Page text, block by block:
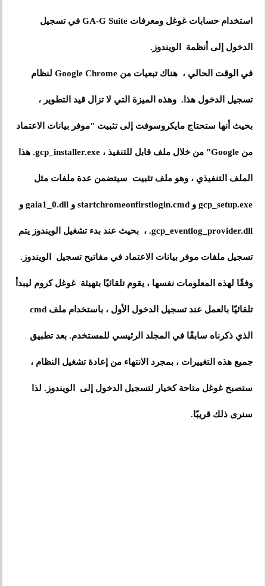
استخدام حسابات غوغل ومعرفات GA-G Suite في تسجيل
الدخول إلى أنظمة الويندوز.
في الوقت الحالي ، هناك تبعيات من Google Chrome لنظام
تسجيل الدخول هذا. وهذه الميزة التي لا تزال قيد التطوير ،
بحيث أنها ستحتاج مايكروسوفت إلى تثبيت "موفر بيانات الاعتماد
من Google" من خلال ملف قابل للتنفيذ ، gcp_installer.exe. هذا
الملف التنفيذي ، وهو ملف تثبيت سيتضمن عدة ملفات مثل
gcp_setup.exe و startchromeonfirstlogin.cmd و gaia1_0.dll و
gcp_eventlog_provider.dll. ، بحيث عند بدء تشغيل الويندوز يتم
تسجيل ملفات موفر بيانات الاعتماد في مفاتيح تسجيل الويندوز.
وفقًا لهذه المعلومات نفسها ، يقوم تلقائيًا بتهيئة غوغل كروم ليبدأ
تلقائيًا بالعمل عند تسجيل الدخول الأول ، باستخدام ملف cmd
الذي ذكرناه سابقًا في المجلد الرئيسي للمستخدم. بعد تطبيق
جميع هذه التغييرات ، بمجرد الانتهاء من إعادة تشغيل النظام ،
ستصبح غوغل متاحة كخيار لتسجيل الدخول إلى الويندوز. لذا
سنرى ذلك قريبًا.